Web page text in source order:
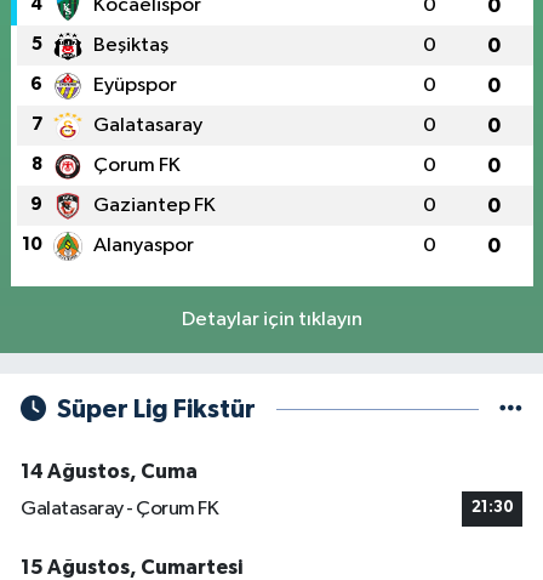
4 Kocaelispor 0 0
5 Beşiktaş 0 0
6 Eyüpspor 0 0
7 Galatasaray 0 0
8 Çorum FK 0 0
9 Gaziantep FK 0 0
10 Alanyaspor 0 0
Detaylar için tıklayın
Süper Lig Fikstür
14 Ağustos, Cuma
Galatasaray - Çorum FK
21:30
15 Ağustos, Cumartesi